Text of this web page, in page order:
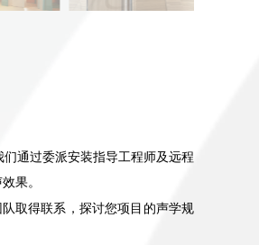
通过委派安装指导工程师及远程
果。
取得联系，探讨您项目的声学规